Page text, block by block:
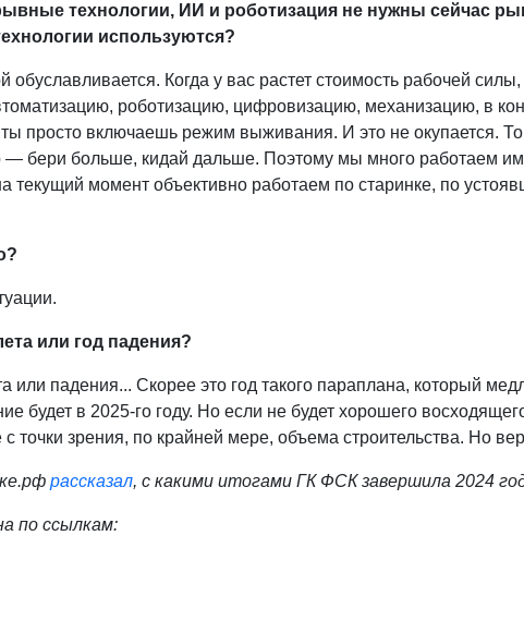
технологии, ИИ и роботизация не нужны сейчас
используются?
Когда у вас растет стоимость рабочей
роботизацию, цифровизацию, механизацию, в
просто включаешь режим выживания. И это не окупается.
— бери больше, кидай дальше. Поэтому мы много работаем
текущий момент объективно работаем по старинке, по
или год падения?
падения... Скорее это год такого параплана, который
будет в 2025-го году. Но если не будет хорошего
точки зрения, по крайней мере, объема строительства. Но
рассказал, с какими итогами ГК ФСК завершила 2024
по ссылкам: